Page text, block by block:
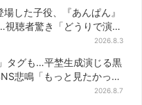
の「チョコソフト」に行
場した子役、『あんぱん』
聴者驚き「どうりで演技
2026.8.3
タグも…平埜生成演じる黒
悲鳴「もっと見たかっ
2026.8.7